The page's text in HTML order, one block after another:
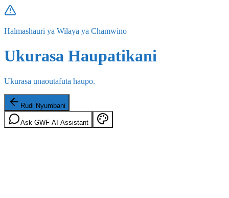
Halmashauri ya Wilaya ya Chamwino
Ukurasa Haupatikani
Ukurasa unaoutafuta haupo.
Rudi Nyumbani
Ask GWF AI Assistant